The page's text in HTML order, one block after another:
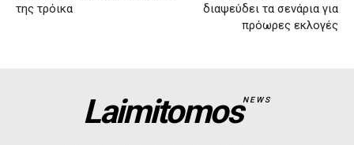
της τρόικα
διαψεύδει τα σενάρια για
πρόωρες εκλογές
LaimitomosNEWS